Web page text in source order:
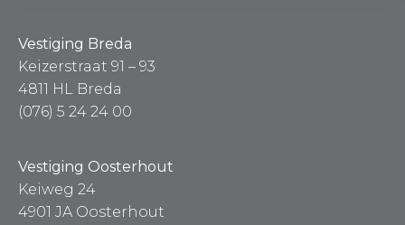
Vestiging Breda
Keizerstraat 91 – 93
4811 HL Breda
(076) 5 24 24 00
Vestiging Oosterhout
Keiweg 24
4901 JA Oosterhout